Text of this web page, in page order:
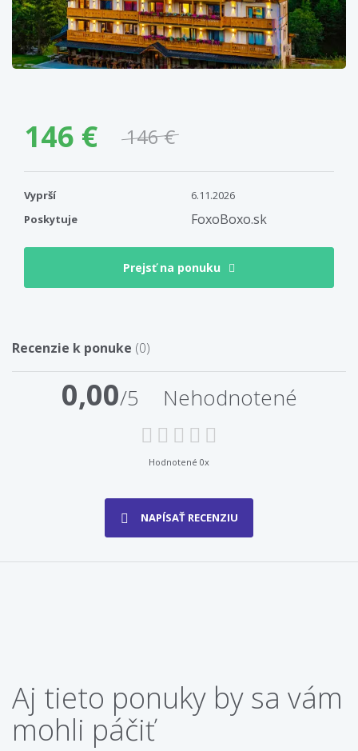
146 € 146 €
Vyprší
6.11.2026
Poskytuje
FoxoBoxo.sk
Prejsť na ponuku
Recenzie k ponuke (0)
0,00/5 Nehodnotené
Hodnotené 0x
NAPÍSAŤ RECENZIU
Aj tieto ponuky by sa vám
mohli páčiť